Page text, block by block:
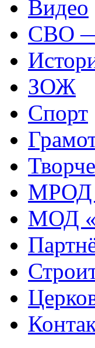
Видео
СВО —
ЗОЖ
Спорт
МРОД
МОД